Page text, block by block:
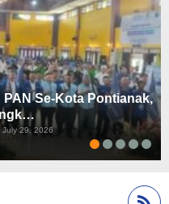
Se-Kota Pontianak,
July 29, 2026